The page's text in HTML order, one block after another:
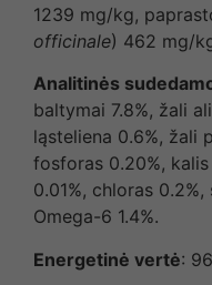
1239 mg/kg,
officinale) 462 mg/
Analitinės
baltymai 7.8%, žali
ląsteliena 0.6%, žali
fosforas 0.20%, kalis
0.01%, chloras
Omega-6 1.4%.
Energetinė vertė: